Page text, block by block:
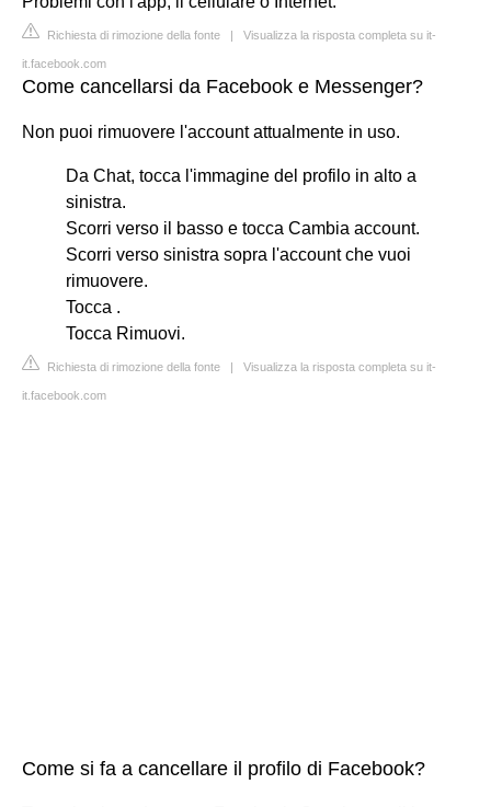
Richiesta di rimozione della fonte | Visualizza la risposta completa su it-
it.facebook.com
Come cancellarsi da Facebook e Messenger?
Non puoi rimuovere l'account attualmente in uso.
Da Chat, tocca l'immagine del profilo in alto a
sinistra.
Scorri verso il basso e tocca Cambia account.
Scorri verso sinistra sopra l'account che vuoi
rimuovere.
Tocca .
Tocca Rimuovi.
Richiesta di rimozione della fonte | Visualizza la risposta completa su it-
it.facebook.com
Come si fa a cancellare il profilo di Facebook?